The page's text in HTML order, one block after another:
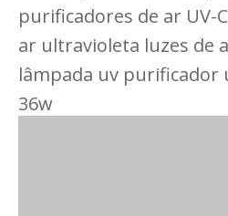
purificadores de ar UV-
ar ultravioleta luzes de
lâmpada uv purificador
36w